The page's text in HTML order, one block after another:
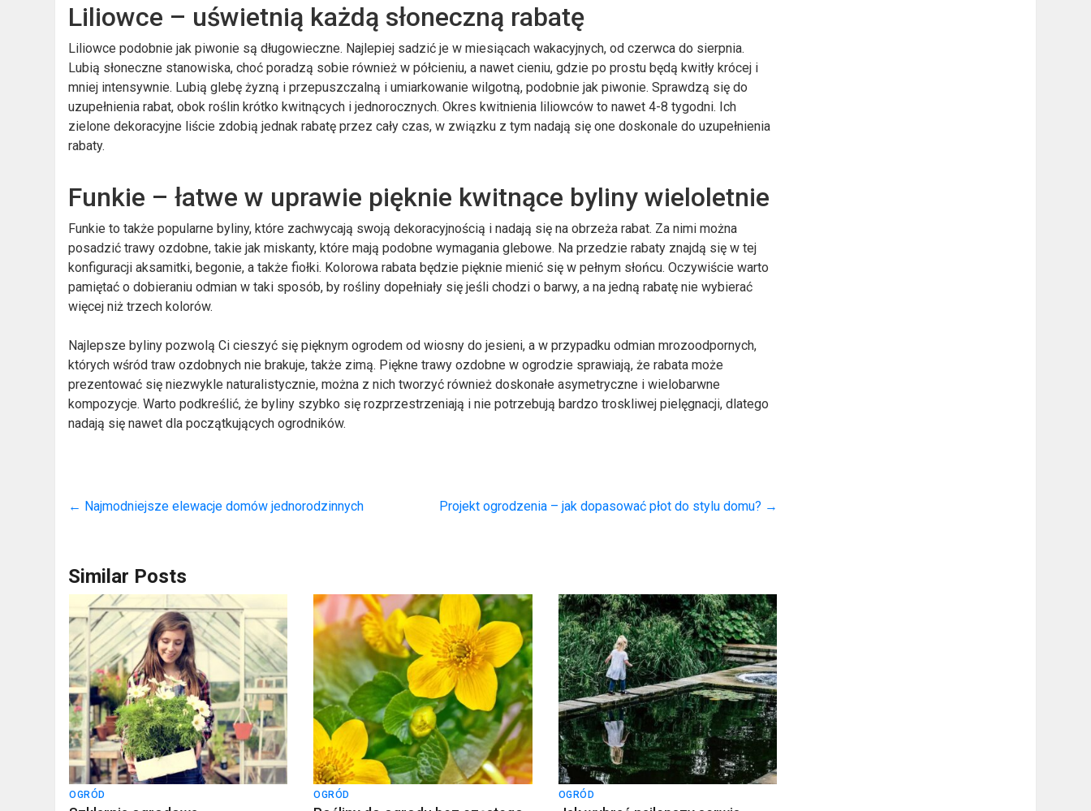
Liliowce – uświetnią każdą słoneczną rabatę
Liliowce podobnie jak piwonie są długowieczne. Najlepiej sadzić je w miesiącach wakacyjnych, od czerwca do sierpnia.
Lubią słoneczne stanowiska, choć poradzą sobie również w półcieniu, a nawet cieniu, gdzie po prostu będą kwitły krócej i
mniej intensywnie. Lubią glebę żyzną i przepuszczalną i umiarkowanie wilgotną, podobnie jak piwonie. Sprawdzą się do
uzupełnienia rabat, obok roślin krótko kwitnących i jednorocznych. Okres kwitnienia liliowców to nawet 4-8 tygodni. Ich
zielone dekoracyjne liście zdobią jednak rabatę przez cały czas, w związku z tym nadają się one doskonale do uzupełnienia
rabaty.
Funkie – łatwe w uprawie pięknie kwitnące byliny wieloletnie
Funkie to także popularne byliny, które zachwycają swoją dekoracyjnością i nadają się na obrzeża rabat. Za nimi można
posadzić trawy ozdobne, takie jak miskanty, które mają podobne wymagania glebowe. Na przedzie rabaty znajdą się w tej
konfiguracji aksamitki, begonie, a także fiołki. Kolorowa rabata będzie pięknie mienić się w pełnym słońcu. Oczywiście warto
pamiętać o dobieraniu odmian w taki sposób, by rośliny dopełniały się jeśli chodzi o barwy, a na jedną rabatę nie wybierać
więcej niż trzech kolorów.
Najlepsze byliny pozwolą Ci cieszyć się pięknym ogrodem od wiosny do jesieni, a w przypadku odmian mrozoodpornych,
których wśród traw ozdobnych nie brakuje, także zimą. Piękne trawy ozdobne w ogrodzie sprawiają, że rabata może
prezentować się niezwykle naturalistycznie, można z nich tworzyć również doskonałe asymetryczne i wielobarwne
kompozycje. Warto podkreślić, że byliny szybko się rozprzestrzeniają i nie potrzebują bardzo troskliwej pielęgnacji, dlatego
nadają się nawet dla początkujących ogrodników.
← Najmodniejsze elewacje domów jednorodzinnych Projekt ogrodzenia – jak dopasować płot do stylu domu? →
Similar Posts
OGRÓD OGRÓD OGRÓD